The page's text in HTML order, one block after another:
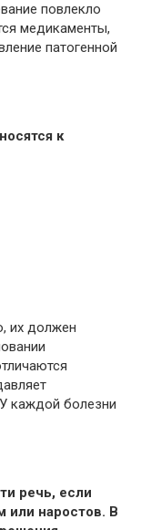
повлекло
медикаменты,
патогенной
к
их должен
каждой болезни
речь, если
или наростов. В